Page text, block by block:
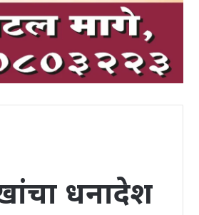
धनादेश